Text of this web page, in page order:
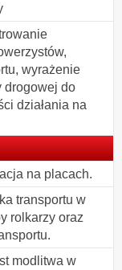
wyrażenie
drogowej do
działania na
na placach.
transportu w
rolkarzy oraz
modlitwa w